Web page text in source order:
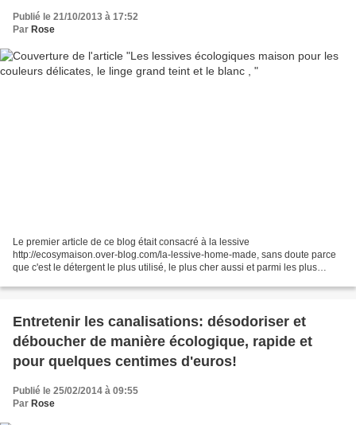
Publié le 21/10/2013 à 17:52
Par Rose
Le premier article de ce blog était consacré à la lessive
http://ecosymaison.over-blog.com/la-lessive-home-made, sans doute parce
que c'est le détergent le plus utilisé, le plus cher aussi et parmi les plus
Entretenir les canalisations: désodoriser et
déboucher de manière écologique, rapide et
pour quelques centimes d'euros!
Publié le 25/02/2014 à 09:55
Par Rose